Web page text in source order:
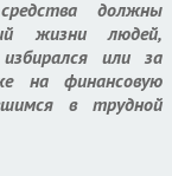
должны
жизни людей,
или за
на финансовую
в трудной